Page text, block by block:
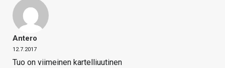
Antero
12.7.2017
Tuo on viimeinen kartelliuutinen